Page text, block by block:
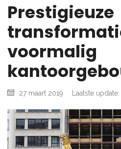
Prestigieuze
voormalig
27 maart 2019 Laatste